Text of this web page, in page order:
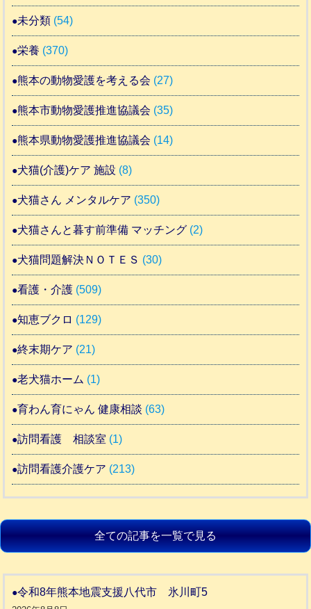
未分類 (54)
栄養 (370)
熊本の動物愛護を考える会 (27)
熊本市動物愛護推進協議会 (35)
熊本県動物愛護推進協議会 (14)
犬猫(介護)ケア 施設 (8)
犬猫さん メンタルケア (350)
犬猫さんと暮す前準備 マッチング (2)
犬猫問題解決ＮＯＴＥＳ (30)
看護・介護 (509)
知恵ブクロ (129)
終末期ケア (21)
老犬猫ホーム (1)
育わん育にゃん 健康相談 (63)
訪問看護 相談室 (1)
訪問看護介護ケア (213)
全ての記事を一覧で見る
令和8年熊本地震支援八代市 氷川町5